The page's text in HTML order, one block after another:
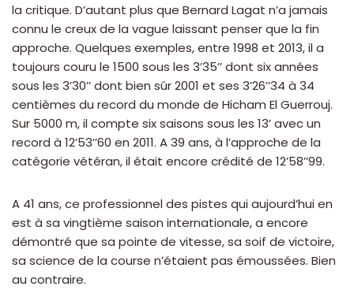
la critique. D’autant plus que Bernard Lagat n’a jamais
connu le creux de la vague laissant penser que la fin
approche. Quelques exemples, entre 1998 et 2013, il a
toujours couru le 1500 sous les 3’35’’ dont six années
sous les 3’30’’ dont bien sûr 2001 et ses 3’26’’34 à 34
centièmes du record du monde de Hicham El Guerrouj.
Sur 5000 m, il compte six saisons sous les 13’ avec un
record à 12’53’’60 en 2011. A 39 ans, à l’approche de la
catégorie vétéran, il était encore crédité de 12’58’’99.
A 41 ans, ce professionnel des pistes qui aujourd’hui en
est à sa vingtième saison internationale, a encore
démontré que sa pointe de vitesse, sa soif de victoire,
sa science de la course n’étaient pas émoussées. Bien
au contraire.